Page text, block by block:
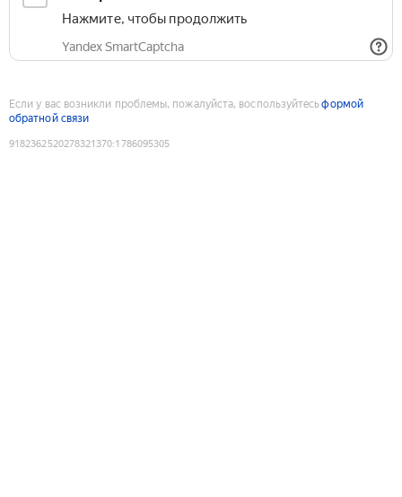
Нажмите, чтобы продолжить
Yandex SmartCaptcha
Если у вас возникли проблемы, пожалуйста, воспользуйтесьформой
обратной связи
9182362520278321370:1786095305